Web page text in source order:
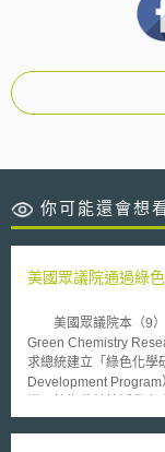
你可能還會想
美國眾議院通過綠
美國眾議院本（9）
Green Chemistry
求總統建立「綠色化學
Development
程序製造高品質產品時